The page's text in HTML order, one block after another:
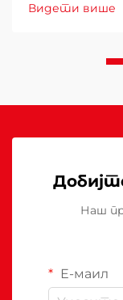
двориште за
Видети више
Наш
Е-маил